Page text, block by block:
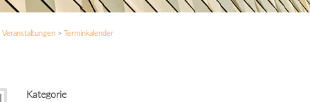
Veranstaltungen> Terminkalender
Kategorie